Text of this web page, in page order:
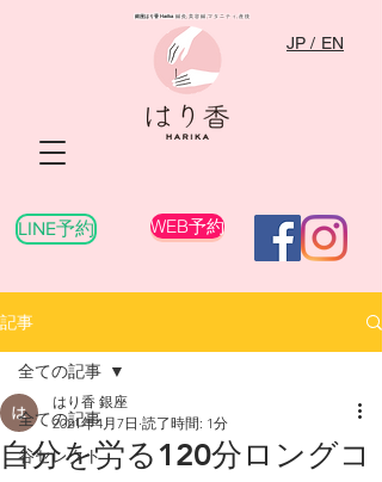
WEB予約
LINE予約
銀座はり香Harika​ 鍼灸,美容鍼,マタニティ,産後
JP / EN
記事
全ての記事
谷セレクト
全ての記事
自分を労る120分ロングコ
はり香 銀座
2021年4月7日 読了時間: 1分